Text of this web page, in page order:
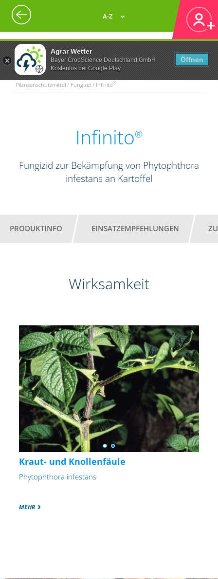
Agrar Wetter
Bayer CropScience Deutschland GmbH
Kostenlos bei Google Play
Öffnen
A-Z
Pflanzenschutzmittel / Fungizid / Infinito®
Infinito®
Fungizid zur Bekämpfung von Phytophthora
infestans an Kartoffel
PRODUKTINFO EINSATZEMPFEHLUNGEN
Wirksamkeit
Kraut- und Knollenfäule
Phytophthora infestans
MEHR